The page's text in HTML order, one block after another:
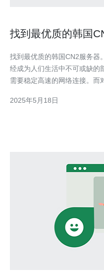
找到最优质的韩国
找到最优质的韩国CN2服务器。 在如今数字化时代，网络连接
经成为人们生活中不可或缺的
需要稳定高速的网络连接。而
家之一，拥有发达的网络基础
2025年5月18日